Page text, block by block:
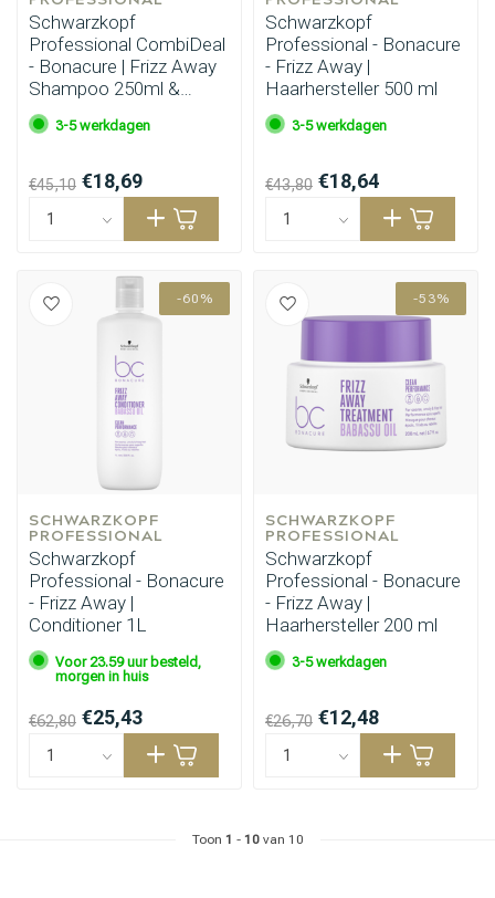
Schwarzkopf
Professional CombiDeal
- Bonacure | Frizz Away
Shampoo 250ml &
Conditioner 200ml
3-5 werkdagen
€45,10 €18,69
Schwarzkopf
Professional - Bonacure
- Frizz Away |
Haarhersteller 500 ml
3-5 werkdagen
€43,80 €18,64
-60%
SCHWARZKOPF
PROFESSIONAL
Schwarzkopf
Professional - Bonacure
- Frizz Away |
Conditioner 1L
Voor 23.59 uur besteld,
morgen in huis
€62,80 €25,43
-53%
SCHWARZKOPF
PROFESSIONAL
Schwarzkopf
Professional - Bonacure
- Frizz Away |
Haarhersteller 200 ml
3-5 werkdagen
€26,70 €12,48
Toon 1 - 10van 10